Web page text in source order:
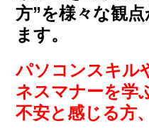
方”を様々な観
ます。
パソコンスキル
ネスマナーを学
不安と感じる方、